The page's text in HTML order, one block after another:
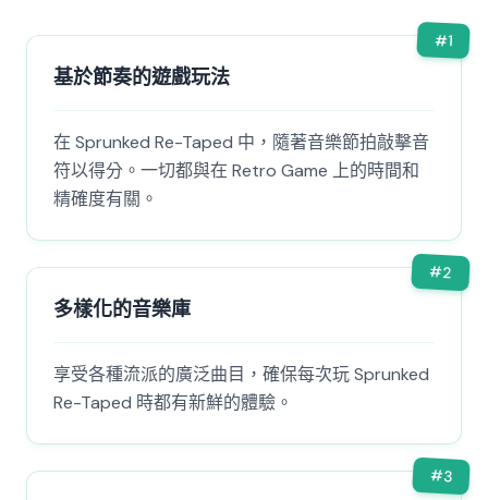
#1
基於節奏的遊戲玩法
在 Sprunked Re-Taped 中，隨著音樂節拍敲擊音
符以得分。一切都與在 Retro Game 上的時間和
精確度有關。
#2
多樣化的音樂庫
享受各種流派的廣泛曲目，確保每次玩 Sprunked
Re-Taped 時都有新鮮的體驗。
#3